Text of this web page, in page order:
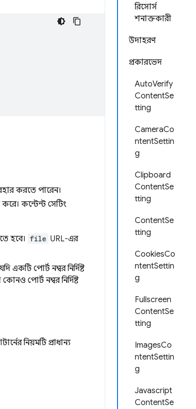
রিসোর্স
শনাক্তকারী
উদাহরণ
প্রকারভেদ
AutoVerify
ContentSe
tting
CameraCo
ntentSettin
g
Clipboard
ContentSe
tting
ContentSe
tting
CookiesCo
ntentSettin
g
Fullscreen
ContentSe
tting
ImagesCo
ntentSettin
g
Javascript
ContentSe
করতে পারেন।
কন্টেন্ট সেটিং
হবে। file URL-এর
একটি পোর্ট নম্বর নির্দিষ্ট
পোর্ট নম্বর নির্দিষ্ট
নিয়মটি প্রাধান্য